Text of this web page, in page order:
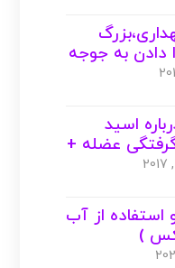
دادن به جوجه
+ عکس +
اسید
عضله +
)
استفاده از آب
)